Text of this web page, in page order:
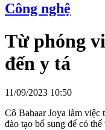
Công nghệ
Từ phóng
đến y tá
11/09/2023 10:50
Cô Bahaar Joya làm việc
đào tạo bổ sung để có